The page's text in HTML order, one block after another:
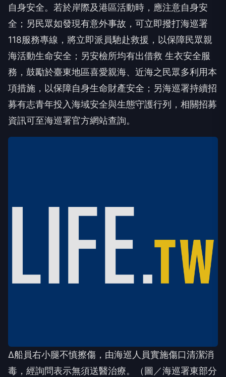
自身安全。若於岸際及港區活動時，應注意自身安
全；另民眾如發現有意外事故，可立即撥打海巡署
118服務專線，將立即派員馳赴救援，以保障民眾親
海活動生命安全；另安檢所均有出借救 生衣安全服
務，鼓勵於臺東地區喜愛親海、近海之民眾多利用本
項措施，以保障自身生命財產安全；另海巡署持續招
募有志青年投入海域安全與生態守護行列，相關招募
資訊可至海巡署官方網站查詢。
∆船員右小腿不慎擦傷，由海巡人員實施傷口清潔消
毒，經詢問表示無須送醫治療。（圖／海巡署東部分